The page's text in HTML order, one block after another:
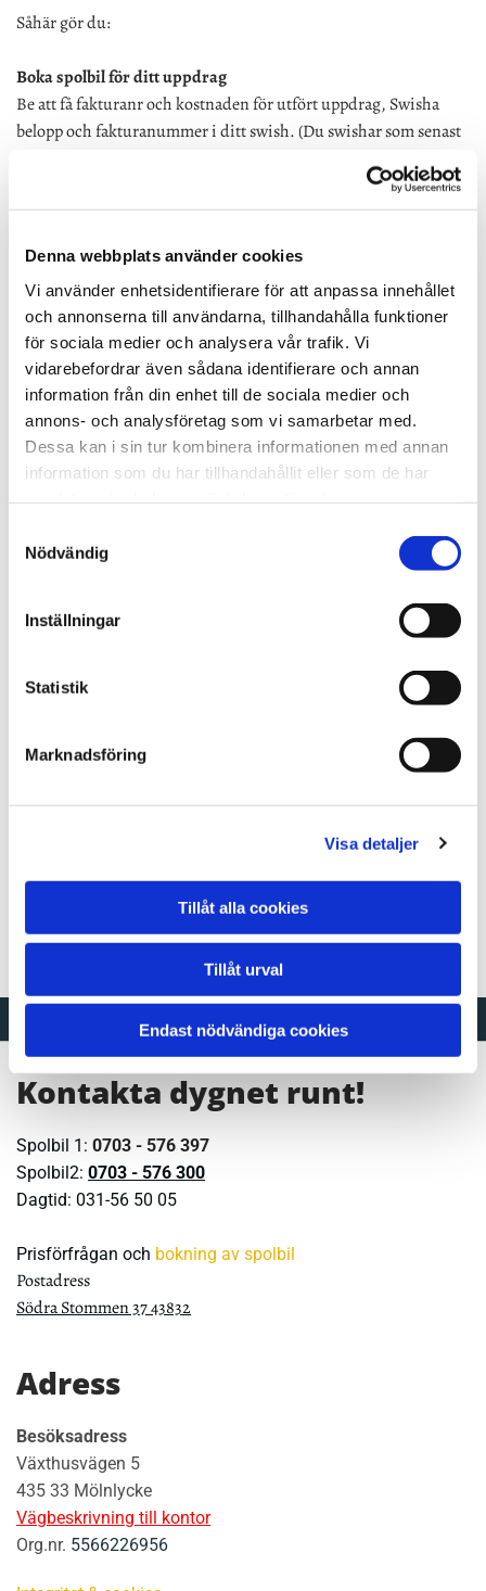
Denna webbplats använder cookies
Vi använder enhetsidentifierare för att anpassa innehållet
och annonserna till användarna, tillhandahålla funktioner
för sociala medier och analysera vår trafik. Vi
vidarebefordrar även sådana identifierare och annan
information från din enhet till de sociala medier och
annons- och analysföretag som vi samarbetar med.
Dessa kan i sin tur kombinera informationen med annan
information som du har tillhandahållit eller som de har
Nödvändig
Inställningar
Statistik
Marknadsföring
Visa detaljer
Tillåt alla cookies
Tillåt urval
Endast nödvändiga cookies
Såhär gör du:
Boka spolbil för ditt uppdrag
Be att få fakturanr och kostnaden för utfört uppdrag, Swisha
belopp och fakturanummer i ditt swish. (Du swishar som senast
Kontakta dygnet runt!
Spolbil 1: 0703 - 576 397
Spolbil2: 0703 - 576 300
Dagtid: 031-56 50 05
Prisförfrågan och bokning av spolbil
Postadress
Södra Stommen 37 43832
Adress
Besöksadress
Växthusvägen 5
435 33 Mölnlycke
Vägbeskrivning till kontor
Org.nr. 5566226956